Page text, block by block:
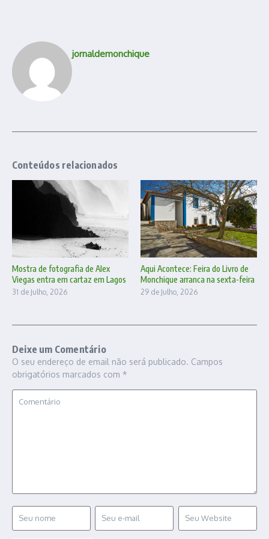
jornaldemonchique
Conteúdos relacionados
Mostra de fotografia de Alex
Viegas entra em cartaz em Lagos
31 de Julho, 2026
Aqui Acontece: Feira do Livro de
Monchique arranca na sexta-feira
29 de Julho, 2026
Deixe um Comentário
O seu endereço de email não será publicado. Campos
obrigatórios marcados com *